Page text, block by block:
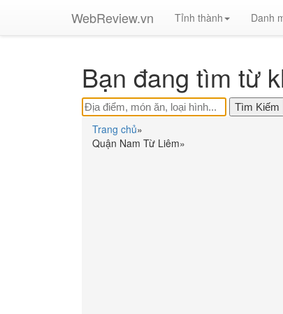
WebReview.vn Tỉnh thành Danh
Bạn đang tìm từ
Trang chủ»
Quận Nam Từ Liêm»